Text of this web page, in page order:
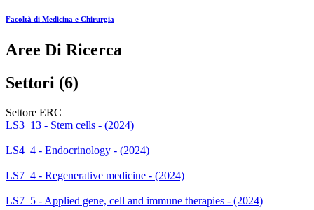
Facoltà di Medicina e Chirurgia
Aree Di Ricerca
Settori (6)
Settore ERC
LS3_13 - Stem cells - (2024)
LS4_4 - Endocrinology - (2024)
LS7_4 - Regenerative medicine - (2024)
LS7_5 - Applied gene, cell and immune therapies - (2024)